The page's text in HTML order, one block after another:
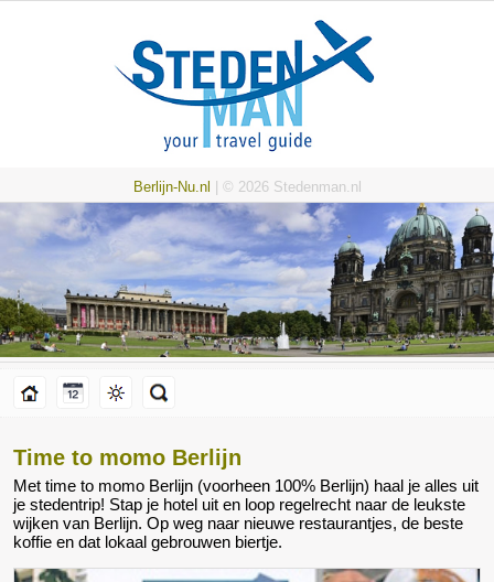
Berlijn-Nu.nl | © 2026 Stedenman.nl
Time to momo Berlijn
Met time to momo Berlijn (voorheen 100% Berlijn) haal je alles uit
je stedentrip! Stap je hotel uit en loop regelrecht naar de leukste
wijken van Berlijn. Op weg naar nieuwe restaurantjes, de beste
koffie en dat lokaal gebrouwen biertje.